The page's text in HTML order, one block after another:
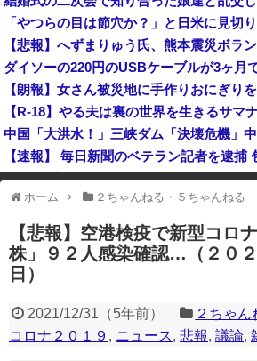
【衝撃】30年続いたモスクの祭りに『異
高市首、自民党内で「独裁だ」と批判され
ダイソーの220円のUSBケーブルが3ヶ月
【朗報】女さん被災地に手作りおにぎり
【速報】 毎日新聞のベテラン記者を逮捕
一部のコンテンツが表示されなくなったり、サ
たりする場合があります。
ホーム ２ちゃんねる・５ちゃんねる
【悲報】空港検疫で新型コロ
株」９２人感染確認…（２０
日）
2021/12/31 （5年前） ２ちゃ
コロナ２０１９ , ニュース, 悲報, 議論,